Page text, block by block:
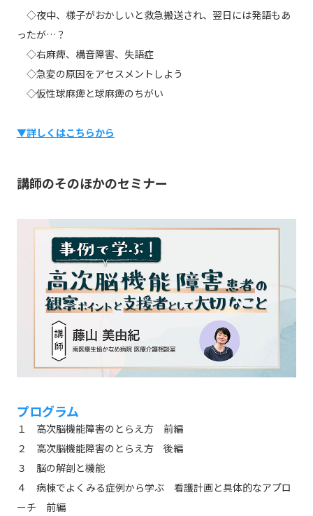
◇夜中、様子がおかしいと救急搬送され、翌日には発語もあ
ったが…？
◇右麻痺、構音障害、失語症
◇急変の原因をアセスメントしよう
◇仮性球麻痺と球麻痺のちがい
▼詳しくはこちらから
講師のそのほかのセミナー
プログラム
１ 高次脳機能障害のとらえ方 前編
２ 高次脳機能障害のとらえ方 後編
３ 脳の解剖と機能
４ 病棟でよくみる症例から学ぶ 看護計画と具体的なアプロ
ーチ 前編